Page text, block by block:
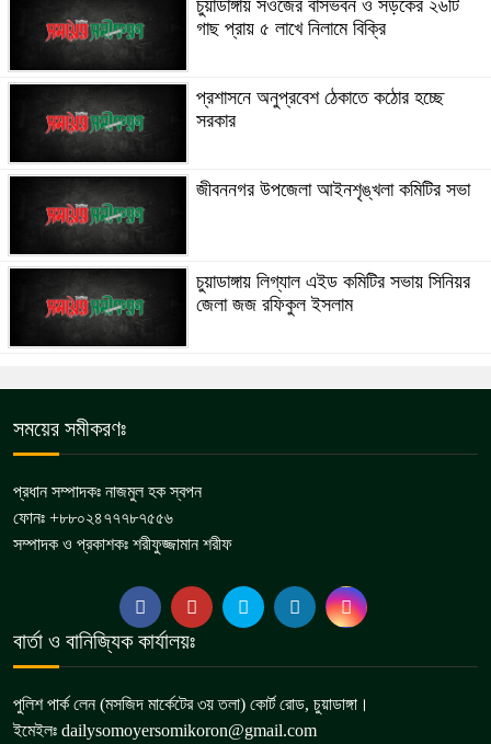
চুয়াডাঙ্গায় সওজের বাসভবন ও সড়কের ২৬টি
গাছ প্রায় ৫ লাখে নিলামে বিক্রি
প্রশাসনে অনুপ্রবেশ ঠেকাতে কঠোর হচ্ছে
সরকার
জীবননগর উপজেলা আইনশৃঙ্খলা কমিটির সভা
চুয়াডাঙ্গায় লিগ্যাল এইড কমিটির সভায় সিনিয়র
জেলা জজ রফিকুল ইসলাম
সময়ের সমীকরণঃ
প্রধান সম্পাদকঃ নাজমুল হক স্বপন
ফোনঃ +৮৮০২৪৭৭৭৮৭৫৫৬
সম্পাদক ও প্রকাশকঃ শরীফুজ্জামান শরীফ
বার্তা ও বানিজ্যিক কার্যালয়ঃ
পুলিশ পার্ক লেন (মসজিদ মার্কেটের ৩য় তলা) কোর্ট রোড, চুয়াডাঙ্গা।
ইমেইলঃ dailysomoyersomikoron@gmail.com